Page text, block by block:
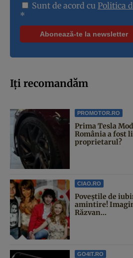
Sunt de acord cu Politica
*
Iți recomandăm
PROMOTOR.RO
Prima Tesla
România a fost
proprietarul?
CIAO.RO
Poveştile de
amintire!
Răzvan...
GO4IT.RO